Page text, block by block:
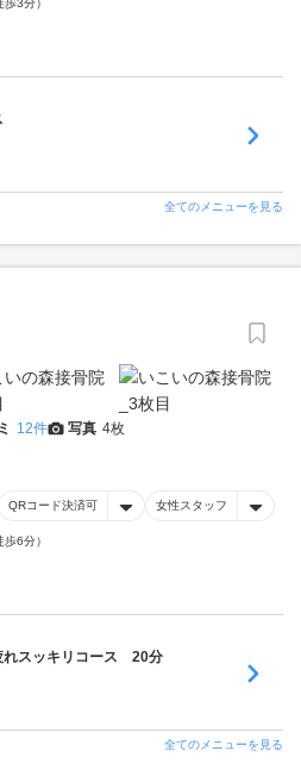
3分）
全てのメニューを見る
12件 写真 4枚
QRコード決済可 女性スタッフ
6分）
れスッキリコース 20分
全てのメニューを見る